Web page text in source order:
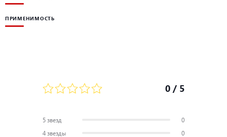
ПРИМЕНИМОСТЬ
0 / 5
5 звезд
0
4 звезды
0